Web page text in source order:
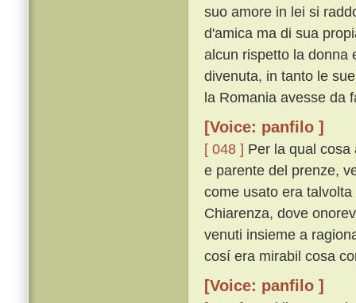
suo amore in lei si
d'amica ma di sua
alcun rispetto la donna
divenuta, in tanto le
la Romania avesse da
[Voice: panfilo ]
[ 048 ] Per la qual
e parente del prenze,
come usato era
Chiarenza, dove
venuti insieme a
cosí era mirabil cosa
[Voice: panfilo ]